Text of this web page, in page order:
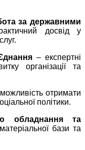
за державними
досвід у
– експертні
організації та
отримати
політики.
обладнання та
бази та